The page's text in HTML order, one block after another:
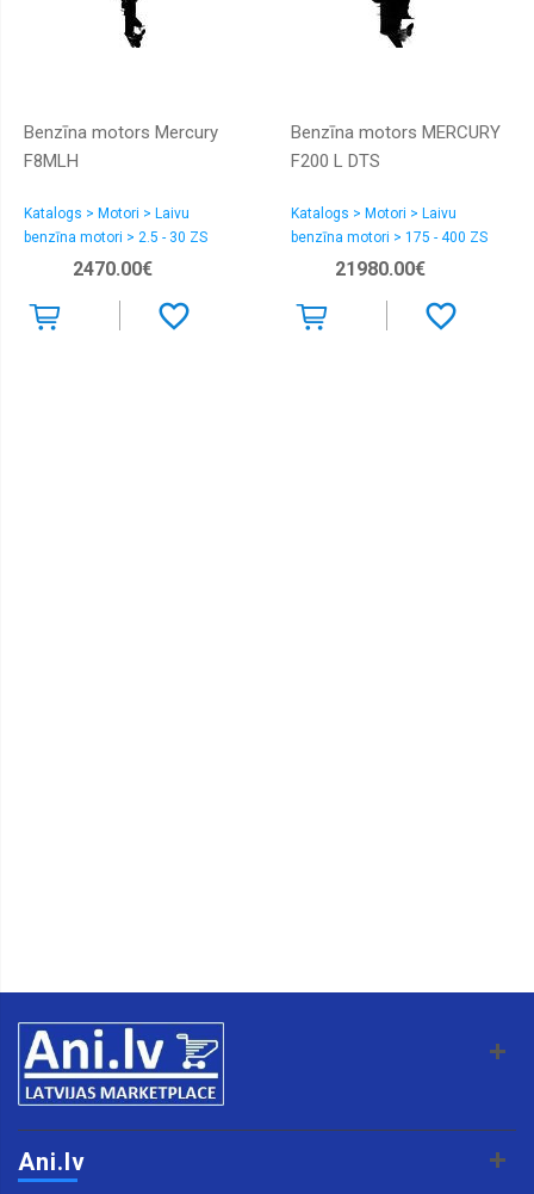
Benzīna motors Mercury
F8MLH
Katalogs > Motori > Laivu
benzīna motori > 2.5 - 30 ZS
2470.00€
Benzīna motors MERCURY
F200 L DTS
Katalogs > Motori > Laivu
benzīna motori > 175 - 400 ZS
VERADO21980.00€
Ani.lv